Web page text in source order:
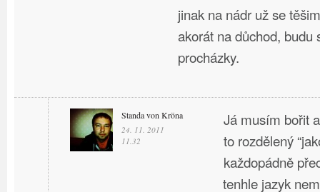
jinak na nádr už se
akorát na důchod, budu
procházky.
Standa von Kröna
24. 11. 2011
11.32
Já musím bořit
to rozdělený
každopádně
tenhle jazyk